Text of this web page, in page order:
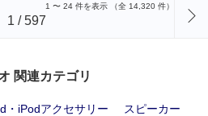
1 〜 24 件を表示 （全 14,320 件）
1 /597
関連カテゴリ
・iPodアクセサリー
スピーカー